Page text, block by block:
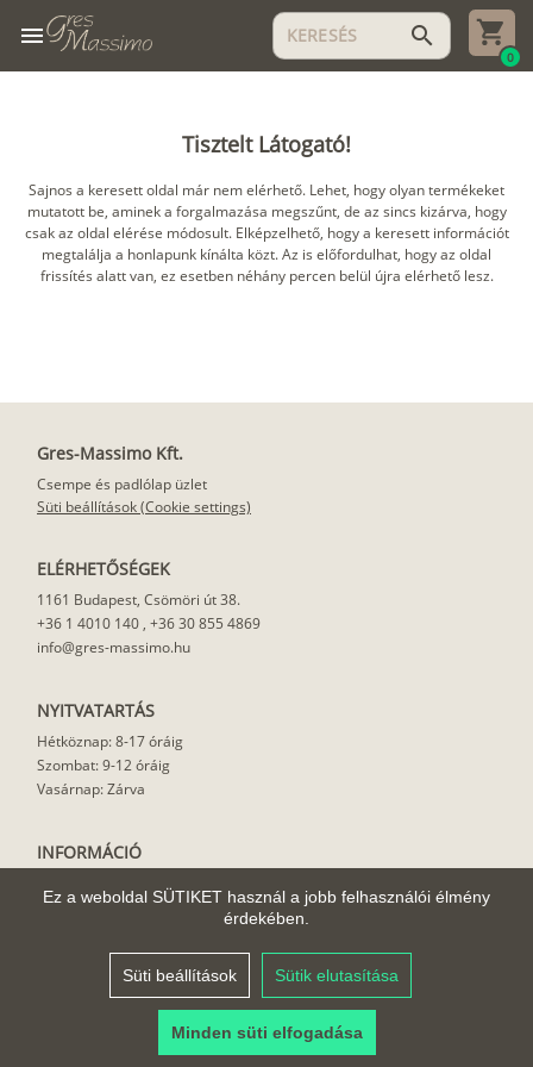
Ez a weboldal SÜTIKET használ a jobb felhasználói élmény
érdekében.
Süti beállítások Sütik elutasítása
Minden süti elfogadása
menu search
0
Tisztelt Látogató!
Sajnos a keresett oldal már nem elérhető. Lehet, hogy olyan termékeket
mutatott be, aminek a forgalmazása megszűnt, de az sincs kizárva, hogy
csak az oldal elérése módosult. Elképzelhető, hogy a keresett információt
megtalálja a honlapunk kínálta közt. Az is előfordulhat, hogy az oldal
frissítés alatt van, ez esetben néhány percen belül újra elérhető lesz.
Gres-Massimo Kft.
Csempe és padlólap üzlet
Süti beállítások (Cookie settings)
ELÉRHETŐSÉGEK
1161 Budapest, Csömöri út 38.
+36 1 4010 140 , +36 30 855 4869
info@gres-massimo.hu
NYITVATARTÁS
Hétköznap: 8-17 óráig
Szombat: 9-12 óráig
Vasárnap: Zárva
INFORMÁCIÓ
Felhasználási javaslat